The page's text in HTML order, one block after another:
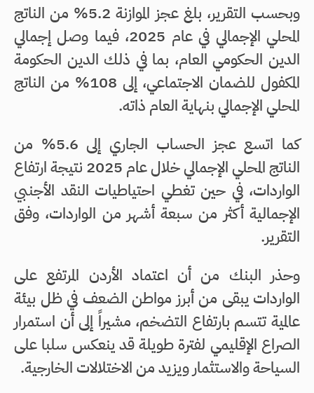
وبحسب التقرير، بلغ عجز الموازنة 5.2% من الناتج
المحلي الإجمالي في عام 2025، فيما وصل إجمالي
الدين الحكومي العام، بما في ذلك الدين الحكومة
المكفول للضمان الاجتماعي، إلى 108% من الناتج
المحلي الإجمالي بنهاية العام ذاته.
كما اتسع عجز الحساب الجاري إلى 5.6% من
الناتج المحلي الإجمالي خلال عام 2025 نتيجة ارتفاع
الواردات، في حين تغطي احتياطيات النقد الأجنبي
الإجمالية أكثر من سبعة أشهر من الواردات، وفق
التقرير.
وحذر البنك من أن اعتماد الأردن المرتفع على
الواردات يبقى من أبرز مواطن الضعف في ظل بيئة
عالمية تتسم بارتفاع التضخم، مشيراً إلى أن استمرار
الصراع الإقليمي لفترة طويلة قد ينعكس سلبا على
السياحة والاستثمار ويزيد من الاختلالات الخارجية.